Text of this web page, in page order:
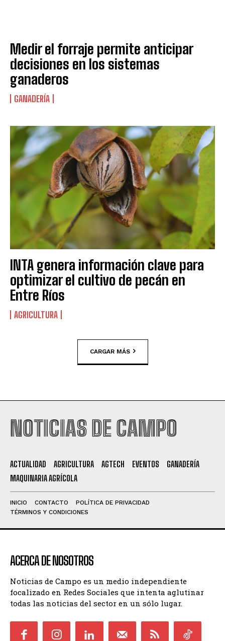
Medir el forraje permite anticipar
decisiones en los sistemas
ganaderos
GANADERÍA
INTA genera información clave para
optimizar el cultivo de pecán en
Entre Ríos
AGRICULTURA
CARGAR MÁS
NOTICIAS DE CAMPO
ACTUALIDAD AGRICULTURA AGTECH EVENTOS
GANADERÍA
MAQUINARIA AGRÍCOLA
INICIO CONTACTO
POLÍTICA DE PRIVACIDAD
TÉRMINOS Y CONDICIONES
ACERCA DE NOSOTROS
Noticias de Campo es un medio independiente
focalizado en Redes Sociales que intenta aglutinar
todas las noticias del sector en un sólo lugar.